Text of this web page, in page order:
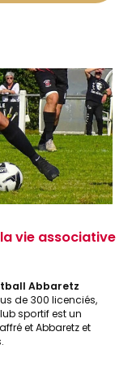
vie associative
Abbaretz
de 300 licenciés,
sportif est un
et Abbaretz et